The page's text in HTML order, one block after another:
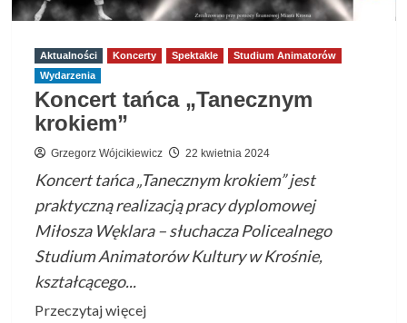
Aktualności Koncerty Spektakle
Studium Animatorów
Wydarzenia
Koncert tańca „Tanecznym
krokiem”
Grzegorz Wójcikiewicz 22 kwietnia 2024
Koncert tańca „Tanecznym krokiem” jest
praktyczną realizacją pracy dyplomowej
Miłosza Węklara – słuchacza Policealnego
Studium Animatorów Kultury w Krośnie,
kształcącego...
Przeczytaj więcejPrzeczytaj